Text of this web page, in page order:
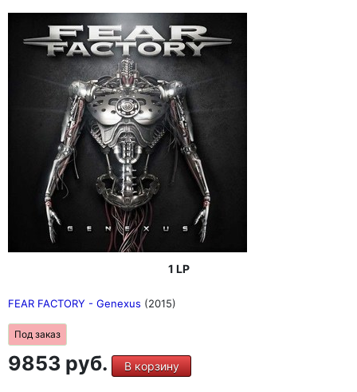
1 LP
FEAR FACTORY - Genexus (2015)
Под заказ
9853 руб. В корзину